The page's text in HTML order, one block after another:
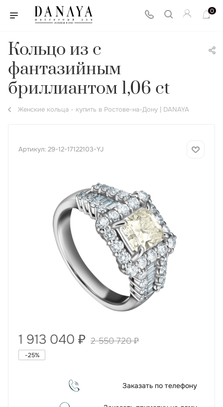
0
Кольцо из с
фантазийным
бриллиантом 1,06 ct
Женские кольца - купить в Ростове-на-Дону | DANAYA
Артикул: 29-12-17122103-YJ
1 913 040 ₽ 2 550 720₽
-25%
Заказать по телефону